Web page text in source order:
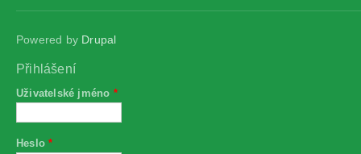
Powered by Drupal
Přihlášení
Uživatelské jméno *
Heslo*